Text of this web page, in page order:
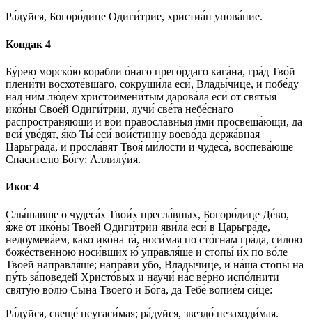
Ра́дуйся, Богоро́дице Одиги́трие, христиа́н упова́ние.
Кондак 4
Бу́рею морско́ю корабли о́наго прего́рдаго кага́на, гра́д Тво́й
плени́ти восхоте́вшаго, сокруши́ла еси́, Влады́чице, и побе́ду
на́д ни́м лю́дем христоимени́тым дарова́ла еси́ от святы́я
ико́ны Свое́й Одиги́трии, лучи́ све́та небе́снаго
распространя́ющи и во́и правосла́вныя и́ми просвеща́ющи, да
вси́ уве́дят, я́ко Ты́ еси́ вои́стинну воево́да держа́вная
Царьгра́да, и просла́вят Твоя́ ми́лости и чудеса́, воспева́юще
Спаси́телю Бо́гу: Аллилу́ия.
Икос 4
Слы́шавше о чудеса́х Твои́х пресла́вных, Богоро́дице Де́во,
я́же от ико́ны Твоей Одиги́трии яви́ла еси́ в Царьгра́де,
недоумева́ем, ка́ко ико́на та́, носи́мая по сто́гнам гра́да, си́лою
боже́ственною носи́вших ю́ управля́ше и стопы́ и́х по во́ле
Твое́й направля́ше; напра́ви у́бо, Влады́чице, и на́ша стопы́ на
пу́ть за́поведей Христо́вых и научи́ на́с ве́рно испо́лнити
святу́ю во́лю Сы́на Твоего́ и Бо́га, да Тебе́ вопие́м си́це:
Ра́дуйся, свеще́ неугаси́мая; ра́дуйся, звездо́ незаходи́мая.